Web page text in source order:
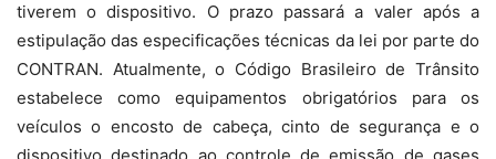
tiverem o dispositivo. O prazo passará a valer após a
estipulação das especificações técnicas da lei por parte do
CONTRAN. Atualmente, o Código Brasileiro de Trânsito
estabelece como equipamentos obrigatórios para os
veículos o encosto de cabeça, cinto de segurança e o